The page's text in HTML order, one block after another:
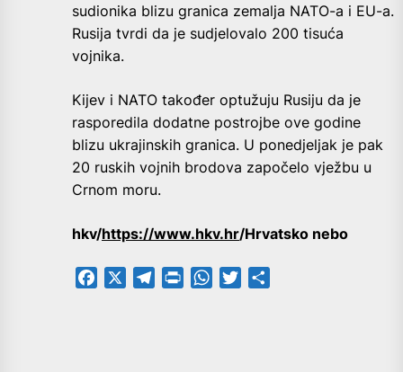
sudionika blizu granica zemalja NATO-a i EU-a.
Rusija tvrdi da je sudjelovalo 200 tisuća
vojnika.
Kijev i NATO također optužuju Rusiju da je
rasporedila dodatne postrojbe ove godine
blizu ukrajinskih granica. U ponedjeljak je pak
20 ruskih vojnih brodova započelo vježbu u
Crnom moru.
hkv/https://www.hkv.hr/Hrvatsko nebo
Facebook TelegramPrintFriendly
WhatsApp
Twitter